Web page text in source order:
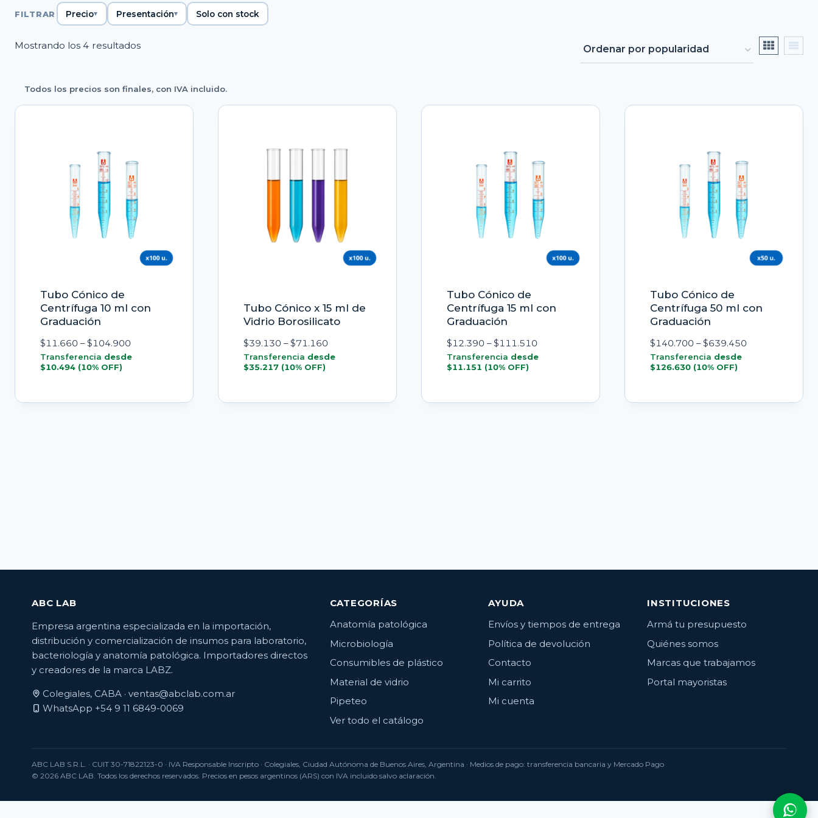
FILTRAR Precio Presentación Solo con stock
Mostrando los 4 resultadosOrdenado
Todos los precios son finales, con IVA incluido.
Tubo Cónico de
Centrífuga 10 ml con
Graduación
$11.660 – $104.900Rango
de
Transferencia desde
$10.494 (10% OFF)
Tubo Cónico x 15 ml de
Vidrio Borosilicato
$39.130 – $71.160Rango
de
Transferencia desde
$35.217 (10% OFF)
Tubo Cónico de
Centrífuga 15 ml con
Graduación
$12.390 – $111.510Rango
de
Transferencia desde
$11.151 (10% OFF)
Tubo Cónico de
Centrífuga 50 ml con
Graduación
$140.700 – $639.450Rango
Transferencia desde
$126.630 (10% OFF)
ABC LAB
Empresa argentina especializada en la importación,
distribución y comercialización de insumos para laboratorio,
bacteriología y anatomía patológica. Importadores directos
y creadores de la marca LABZ.
Colegiales, CABA · ventas@abclab.com.ar
WhatsApp +54 9 11 6849-0069
CATEGORÍAS
Anatomía patológica
Microbiología
Consumibles de plástico
Material de vidrio
Pipeteo
Ver todo el catálogo
AYUDA
Envíos y tiempos de entrega
Política de devolución
Contacto
Mi carrito
Mi cuenta
INSTITUCIONES
Armá tu presupuesto
Quiénes somos
Marcas que trabajamos
Portal mayoristas
ABC LAB S.R.L. · CUIT 30-71822123-0 · IVA Responsable Inscripto · Colegiales, Ciudad Autónoma de Buenos Aires, Argentina · Medios de pago: transferencia bancaria y Mercado Pago
© 2026 ABC LAB. Todos los derechos reservados. Precios en pesos argentinos (ARS) con IVA incluido salvo aclaración.